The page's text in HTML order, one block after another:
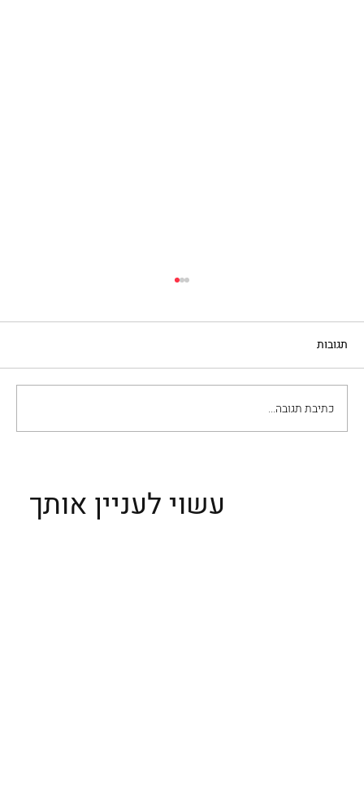
מרהיבים ביופיים ברומא
תגובות
כתיבת תגובה...
עשוי לעניין אותך